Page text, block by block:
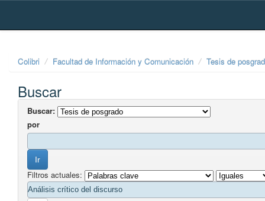
Skip
Colibri Facultad de Información y Comunicación Tesis de
Buscar
Buscar:
por
Filtros actuales: